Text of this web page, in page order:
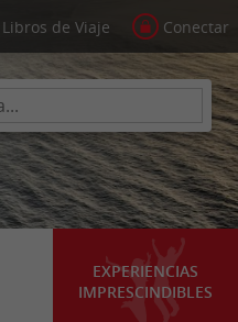
Libros de Viaje Conectar
EXPERIENCIAS
IMPRESCINDIBLES